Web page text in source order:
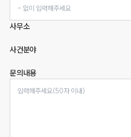
사무소
사건분야
문의내용